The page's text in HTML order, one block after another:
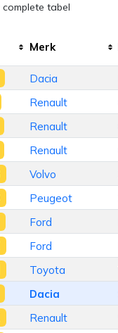
tabel
Merk
Dacia
Renault
Renault
Renault
Volvo
Peugeot
Ford
Ford
Toyota
Dacia
Renault